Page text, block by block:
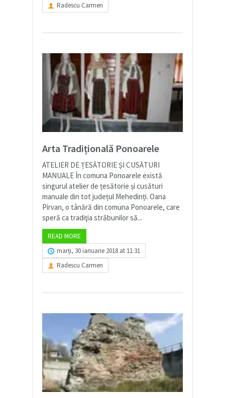
Radescu Carmen
Arta Tradițională Ponoarele
ATELIER DE ȚESĂTORIE ȘI CUSĂTURI
MANUALE În comuna Ponoarele există
singurul atelier de țesătorie și cusături
manuale din tot județul Mehedinți. Oana
Pirvan, o tânără din comuna Ponoarele, care
speră ca tradiţia străbunilor să...
READ MORE
marți, 30 ianuarie 2018 at 11:31
Radescu Carmen